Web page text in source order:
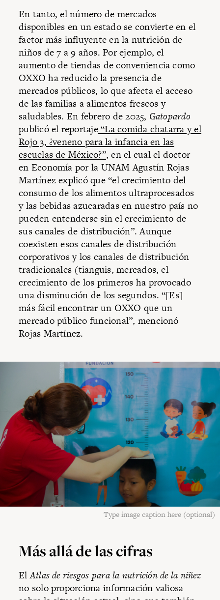
En tanto, el número de mercados
disponibles en un estado se convierte en el
factor más influyente en la nutrición de
niños de 7 a 9 años. Por ejemplo, el
aumento de tiendas de conveniencia como
OXXO ha reducido la presencia de
mercados públicos, lo que afecta el acceso
de las familias a alimentos frescos y
saludables. En febrero de 2025, Gatopardo
publicó el reportaje“La comida chatarra y el
Rojo 3, ¿veneno para la infancia en las
escuelas de México?”, en el cual el doctor
en Economía por la UNAM Agustín Rojas
Martínez explicó que “el crecimiento del
consumo de los alimentos ultraprocesados
y las bebidas azucaradas en nuestro país no
pueden entenderse sin el crecimiento de
sus canales de distribución”. Aunque
coexisten esos canales de distribución
corporativos y los canales de distribución
tradicionales (tianguis, mercados, el
crecimiento de los primeros ha provocado
una disminución de los segundos. “[Es]
más fácil encontrar un OXXO que un
mercado público funcional”, mencionó
Rojas Martínez.
Type image caption here (optional)
Más allá de las cifras
ElAtlas de riesgos para la nutrición de la niñez
no solo proporciona información valiosa